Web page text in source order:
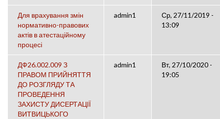
Для врахування змін
нормативно-правових
актів в атестаційному
процесі
admin1
Ср, 27/11/2019 -
13:09
ДФ26.002.009 З
ПРАВОМ ПРИЙНЯТТЯ
ДО РОЗГЛЯДУ ТА
ПРОВЕДЕННЯ
ЗАХИСТУ ДИСЕРТАЦІЇ
ВИТВИЦЬКОГО
admin1
Вт, 27/10/2020 -
19:05